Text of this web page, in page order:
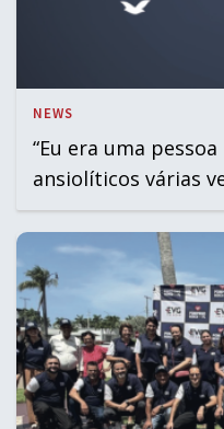
NEWS
“Eu era uma
ansiolíticos várias